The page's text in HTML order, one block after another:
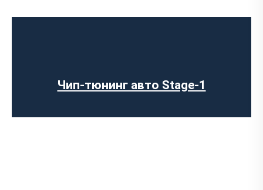
Чип-тюнинг авто Stage-1